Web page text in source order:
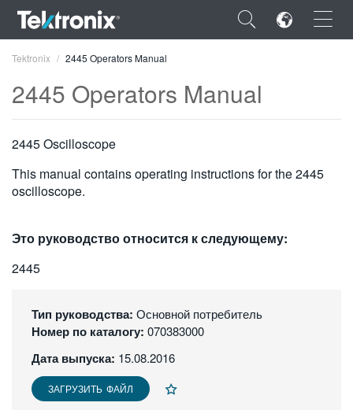
×
ENGLISH
FRANÇAIS
VIỆT NAM
한국어
繁體中文
Tektronix 2445 Operators Manual
2445 Operators Manual
2445 Oscilloscope
This manual contains operating instructions for the 2445
oscilloscope.
Это руководство относится к следующему:
2445
Тип руководства: Основной потребитель
Номер по каталогу: 070383000
Дата выпуска: 15.08.2016
ЗАГРУЗИТЬ ФАЙЛ